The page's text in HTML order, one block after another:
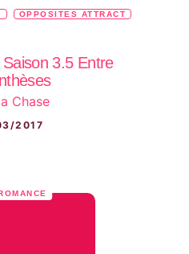
OPPOSITES ATTRACT
3.5 Entre
Chase
2017